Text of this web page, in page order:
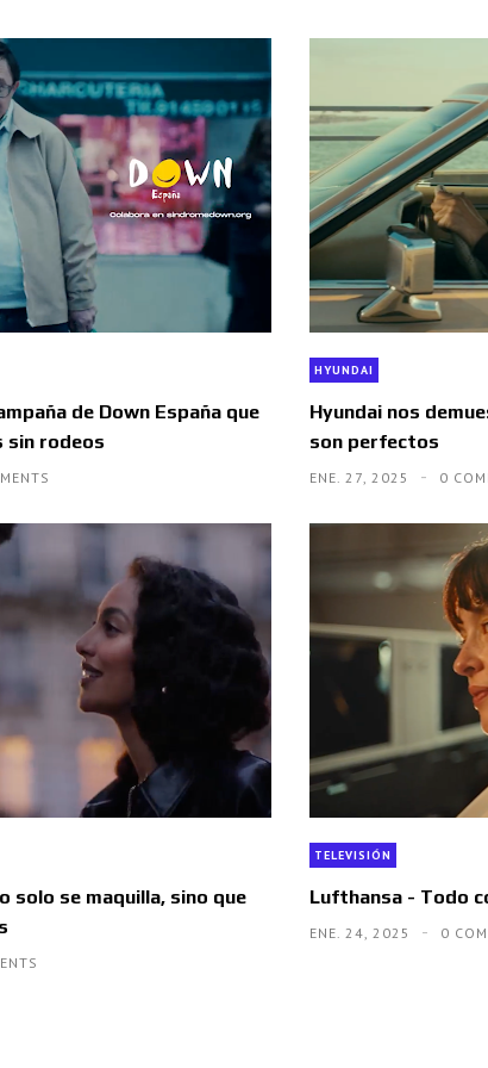
de Down España que
sin rodeos
HYUNDAI
Hyundai nos
son perfectos
ENE. 27, 2025 0
solo se maquilla, sino que
TELEVISIÓN
Lufthansa - Todo
ENE. 24, 2025 0